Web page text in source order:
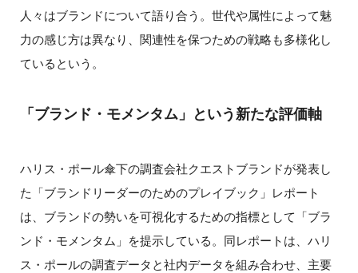
人々はブランドについて語り合う。世代や属性によって魅
力の感じ方は異なり、関連性を保つための戦略も多様化し
ているという。
「ブランド・モメンタム」という新たな評価軸
ハリス・ポール傘下の調査会社クエストブランドが発表し
た「ブランドリーダーのためのプレイブック」レポート
は、ブランドの勢いを可視化するための指標として「ブラ
ンド・モメンタム」を提示している。同レポートは、ハリ
ス・ポールの調査データと社内データを組み合わせ、主要